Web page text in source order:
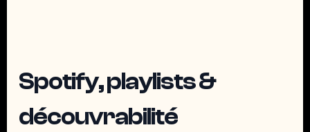
Spotify, playlists &
découvrabilité